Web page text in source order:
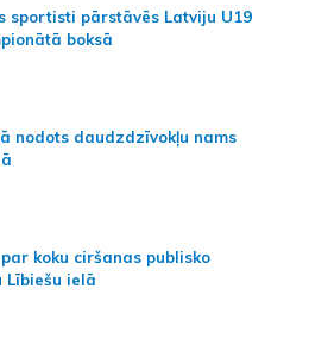
sportisti pārstāvēs Latviju U19
boksā
nodots daudzdzīvokļu nams
koku ciršanas publisko
Lībiešu ielā